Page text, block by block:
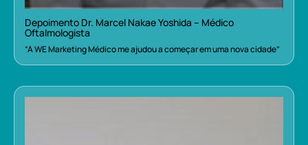
Depoimento Dr. Marcel Nakae Yoshida – Médico
Oftalmologista
“A WE Marketing Médico me ajudou a começar em uma nova cidade”